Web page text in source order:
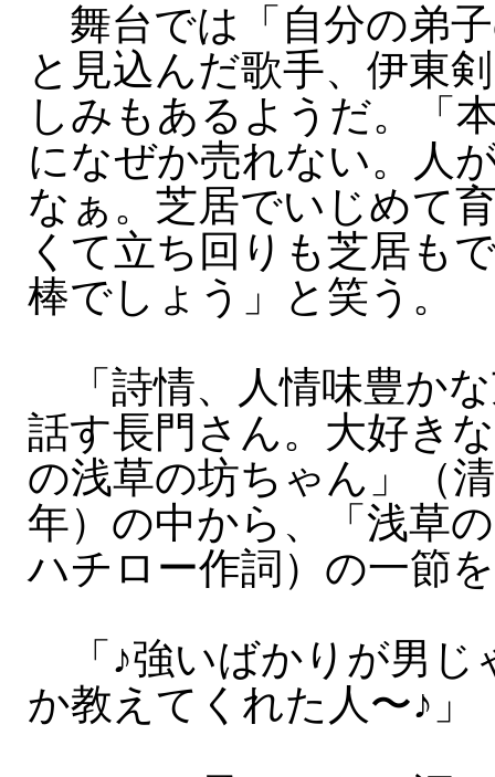
舞台では「自分の弟
と見込んだ歌手、伊東
しみもあるようだ。「
になぜか売れない。人
なぁ。芝居でいじめて
くて立ち回りも芝居も
棒でしょう」と笑う。
「詩情、人情味豊か
話す長門さん。大好き
の浅草の坊ちゃん」（
年）の中から、「浅草
ハチロー作詞）の一節
「♪強いばかりが男
か教えてくれた人〜♪」